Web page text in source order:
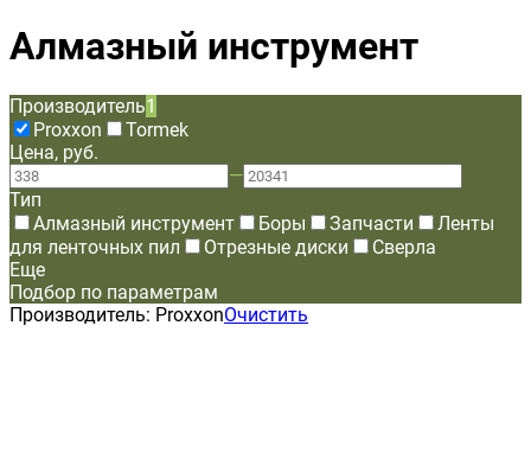
Алмазный инструмент
Производитель1
Proxxon
Tormek
Цена, руб.
—
Тип
Алмазный инструмент
Боры Запчасти
Ленты
для ленточных пил
Отрезные диски
Сверла
Еще
Подбор по параметрам
Производитель: ProxxonОчистить